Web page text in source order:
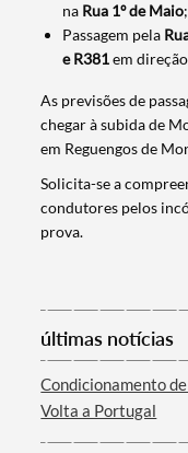
Termo de
Categorias
na Rua 1º de Maio;
Passagem pela
e R381em
As previsões de
chegar à subida de
em Reguengos de
Solicita-se a
condutores pelos
prova.
últimas notícias
Condicionamento
Volta a Portugal